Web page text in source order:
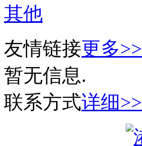
其他
友情链接更多>>
暂无信息.
联系方式详细>>